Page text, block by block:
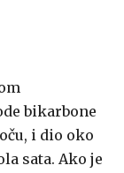
bikarbone
i dio oko
sata. Ako je